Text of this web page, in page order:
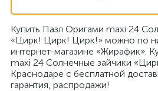
Купить Пазл Оригами maxi 24
«Цирк! Цирк! Цирк!» можно по
интернет-магазине «Жирафик».
maxi 24 Солнечные зайчики
Краснодаре с бесплатной
гарантия, распродажи!